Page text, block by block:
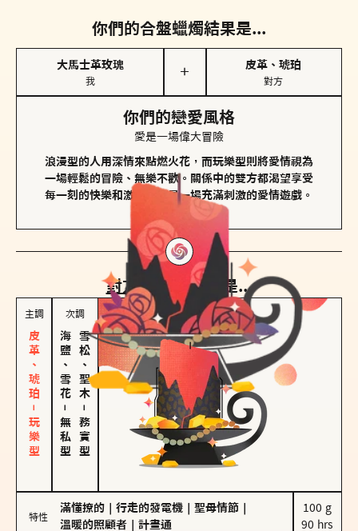
你們的合盤蠟燭結果是...
大馬士革玫瑰
我
＋
皮革、琥珀
對方
你們的戀愛風格
愛是一場偉大冒險
浪漫型的人用深情來點燃火花，而玩樂型則將愛情視為
一場輕鬆的冒險、無樂不歡。關係中的雙方都渴望享受
每一刻的快樂和激動，像是一場充滿刺激的愛情遊戲。
對方的主調蠟燭是...
主調
皮革、琥珀－玩樂型
次調
海鹽、雪花
－
無私型
雪松、聖木
－
務實型
特性
滿懂撩的 行走的發電機 聖母情節
溫暖的照顧者
計畫通
100 g
90 hrs